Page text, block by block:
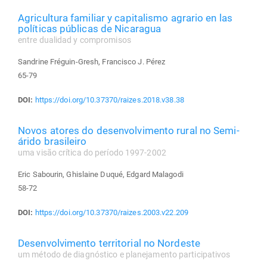
Agricultura familiar y capitalismo agrario en las
políticas públicas de Nicaragua
entre dualidad y compromisos
Sandrine Fréguin-Gresh, Francisco J. Pérez
65-79
DOI: https://doi.org/10.37370/raizes.2018.v38.38
Novos atores do desenvolvimento rural no Semi-
árido brasileiro
uma visão crítica do período 1997-2002
Eric Sabourin, Ghislaine Duqué, Edgard Malagodi
58-72
DOI: https://doi.org/10.37370/raizes.2003.v22.209
Desenvolvimento territorial no Nordeste
um método de diagnóstico e planejamento participativos